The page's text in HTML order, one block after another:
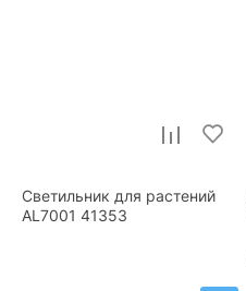
Светильник для растений
AL7001 41353